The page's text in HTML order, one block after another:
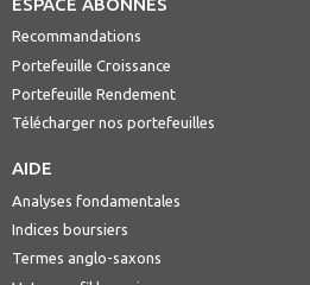
ESPACE ABONNÉS
Recommandations
Portefeuille Croissance
Portefeuille Rendement
Télécharger nos portefeuilles
AIDE
Analyses fondamentales
Indices boursiers
Termes anglo-saxons